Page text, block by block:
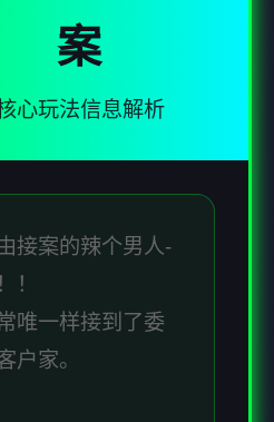
案
心玩法信息解析
接案的辣个男人-
！
唯一样接到了委
户家。